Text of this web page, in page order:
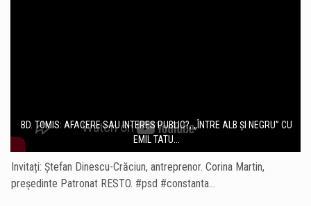
BD. TOMIS: AFACERE SAU INTERES PUBLIC?, „ÎNTRE ALB ȘI NEGRU” CU
EMIL TATU...
Invitați: Ștefan Dinescu-Crăciun, antreprenor. Corina Martin,
președinte Patronat RESTO. #psd #constanta…